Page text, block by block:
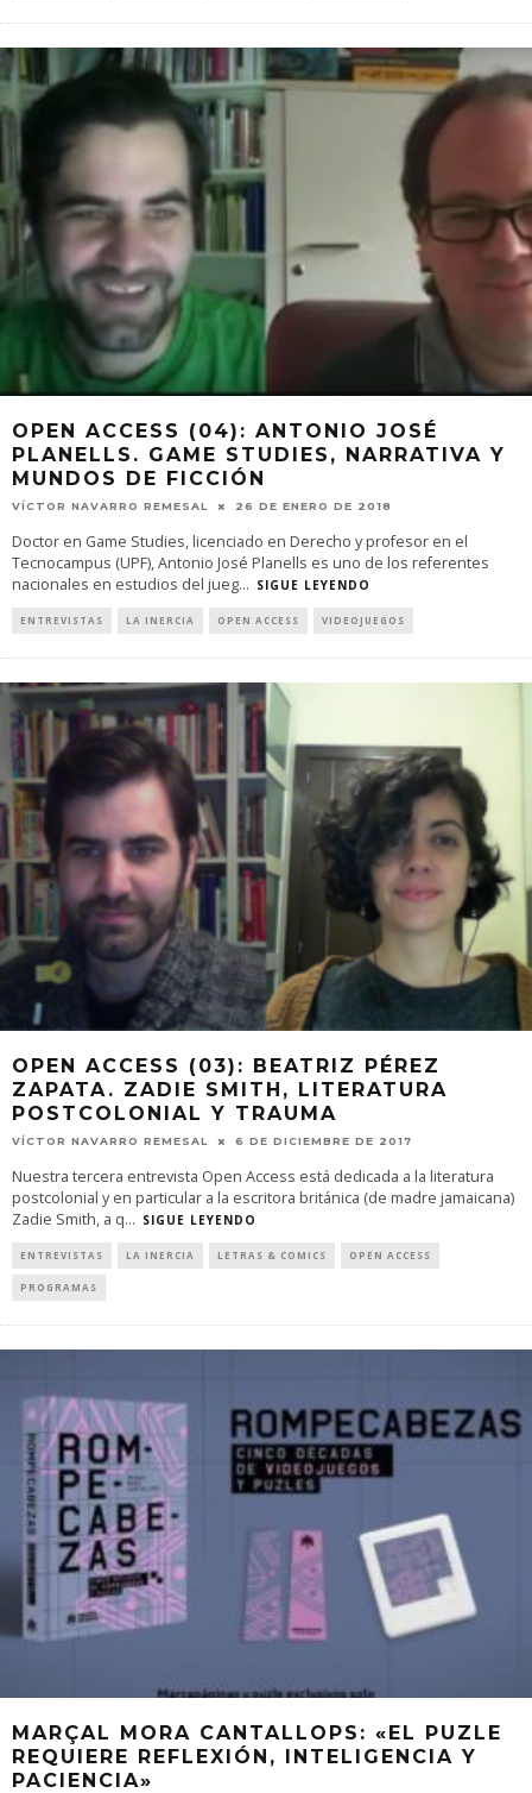
OPEN ACCESS (04): ANTONIO JOSÉ
PLANELLS. GAME STUDIES, NARRATIVA Y
MUNDOS DE FICCIÓN
VÍCTOR NAVARRO REMESAL 26 DE ENERO DE 2018
Doctor en Game Studies, licenciado en Derecho y profesor en el
Tecnocampus (UPF), Antonio José Planells es uno de los referentes
nacionales en estudios del jueg... SIGUE LEYENDO
ENTREVISTAS LA INERCIA OPEN ACCESS VIDEOJUEGOS
OPEN ACCESS (03): BEATRIZ PÉREZ
ZAPATA. ZADIE SMITH, LITERATURA
POSTCOLONIAL Y TRAUMA
VÍCTOR NAVARRO REMESAL 6 DE DICIEMBRE DE 2017
Nuestra tercera entrevista Open Access está dedicada a la literatura
postcolonial y en particular a la escritora británica (de madre jamaicana)
Zadie Smith, a q... SIGUE LEYENDO
ENTREVISTAS LA INERCIA LETRAS & COMICS OPEN ACCESS
PROGRAMAS
MARÇAL MORA CANTALLOPS: «EL PUZLE
REQUIERE REFLEXIÓN, INTELIGENCIA Y
PACIENCIA»